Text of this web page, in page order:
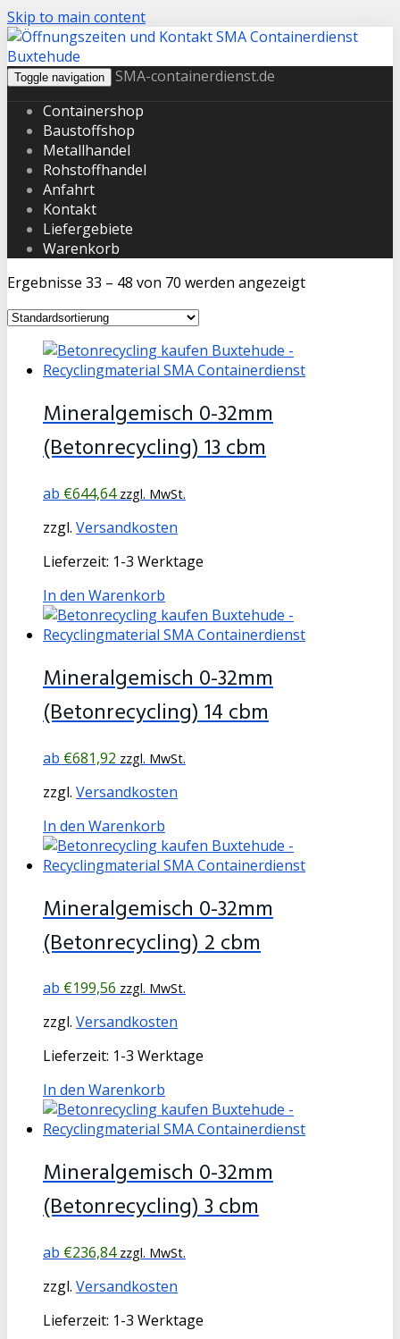
Skip to main content
Toggle navigation
SMA-containerdienst.de
Containershop
Baustoffshop
Metallhandel
Rohstoffhandel
Anfahrt
Kontakt
Liefergebiete
Warenkorb
Ergebnisse 33 – 48 von 70 werden angezeigt
Mineralgemisch 0-32mm
(Betonrecycling) 13 cbm
€644,64 zzgl. MwSt.
zzgl. Versandkosten
Lieferzeit: 1-3 Werktage
In den Warenkorb
Mineralgemisch 0-32mm
(Betonrecycling) 14 cbm
€681,92 zzgl. MwSt.
zzgl. Versandkosten
In den Warenkorb
Mineralgemisch 0-32mm
(Betonrecycling) 2 cbm
€199,56 zzgl. MwSt.
zzgl. Versandkosten
Lieferzeit: 1-3 Werktage
In den Warenkorb
Mineralgemisch 0-32mm
(Betonrecycling) 3 cbm
€236,84 zzgl. MwSt.
zzgl. Versandkosten
Lieferzeit: 1-3 Werktage